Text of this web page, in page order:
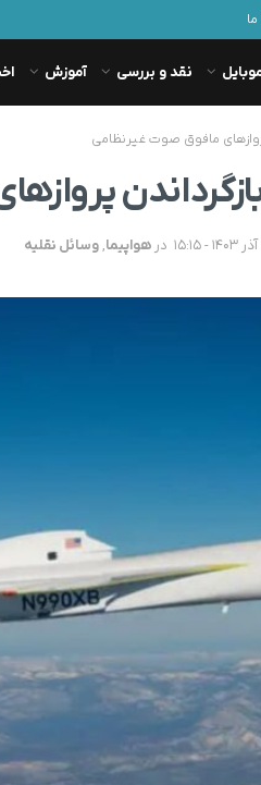
نقد و بررسی آموزش
در هواپیما,وسائل نقلیه